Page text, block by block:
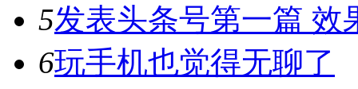
5发表头条号第一篇 效
6玩手机也觉得无聊了